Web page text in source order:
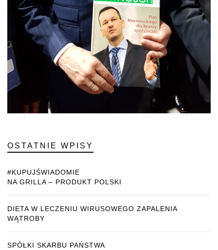
OSTATNIE WPISY
#KUPUJŚWIADOMIE
NA GRILLA – PRODUKT POLSKI
DIETA W LECZENIU WIRUSOWEGO ZAPALENIA
WĄTROBY
SPÓŁKI SKARBU PAŃSTWA